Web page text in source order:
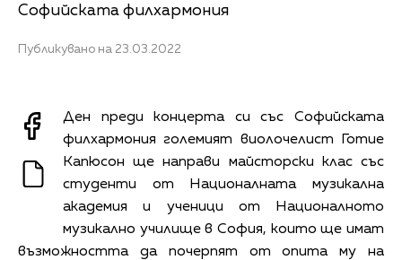
Софийската филхармония
Публикувано на 23.03.2022
Ден преди концерта си със Софийската
филхармония големият виолочелист Готие
Капюсон ще направи майсторски клас със
студенти от Националната музикална
академия и ученици от Националното
музикално училище в София, които ще имат
възможността да почерпят от опита му на